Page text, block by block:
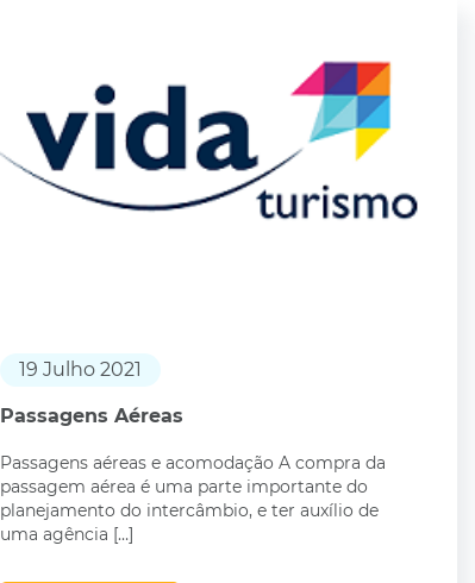
19 Julho 2021
Passagens Aéreas
Passagens aéreas e acomodação A compra da
passagem aérea é uma parte importante do
planejamento do intercâmbio, e ter auxílio de
uma agência […]